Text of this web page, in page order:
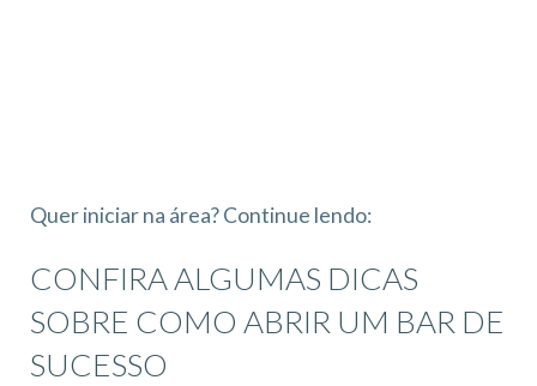
Quer iniciar na área? Continue lendo:
CONFIRA ALGUMAS DICAS
SOBRE COMO ABRIR UM BAR DE
SUCESSO